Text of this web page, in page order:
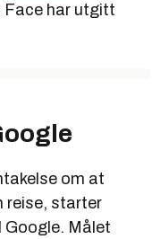
Face har utgitt
om at
reise, starter
Google. Målet